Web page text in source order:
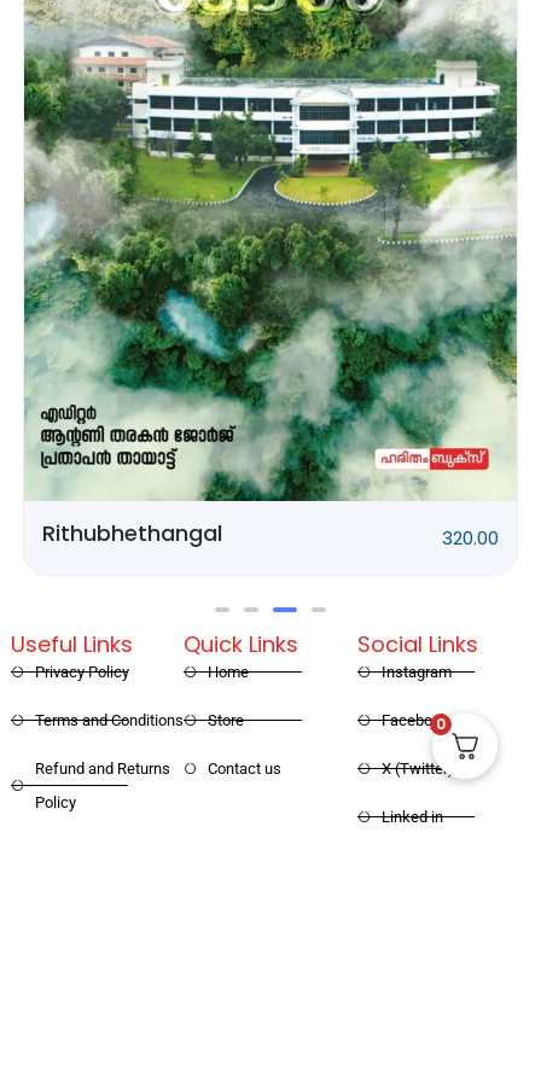
Rithubhethangal 320.00
Quick Links
Home
Store
Contact us
Useful Links
Privacy Policy
Terms and Conditions
Refund and Returns
Policy
Social Links
Instagram
Facebook
X (Twitter)
Linked in
0